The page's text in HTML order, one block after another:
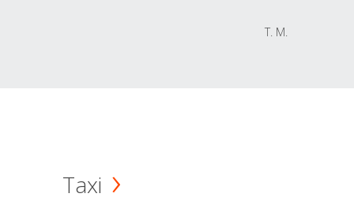
T. M.
Taxi